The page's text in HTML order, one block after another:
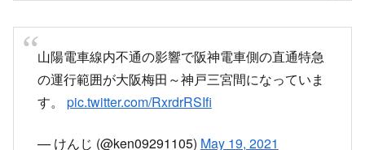
山陽電車線内不通の影響で阪神電車側の直通特急
の運行範囲が大阪梅田～神戸三宮間になっていま
す。 pic.twitter.com/RxrdrRSIfi
— けんじ (@ken09291105)May 19, 2021